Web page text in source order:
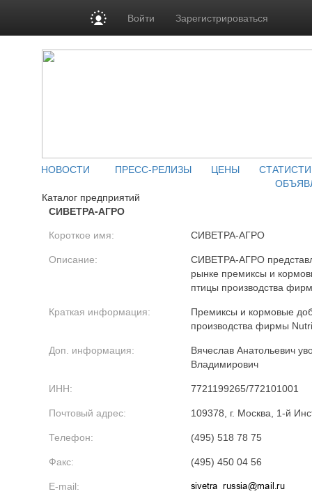
Войти Зарегистрироваться
НОВОСТИ ПРЕСС-РЕЛИЗЫ ЦЕНЫ
Каталог предприятий
СИВЕТРА-АГРО
Короткое имя: СИВЕТРА-АГРО
Описание:
СИВЕТРА-АГРО
рынке премиксы и
птицы производства
Краткая информация:
Премиксы и кормовые
производства фирмы
Доп. информация:
Вячеслав Анатольевич
Владимирович
ИНН: 7721199265/772101001
Почтовый адрес: 109378, г. Москва, 1-й
Телефон: (495) 518 78 75
Факс: (495) 450 04 56
E-mail: